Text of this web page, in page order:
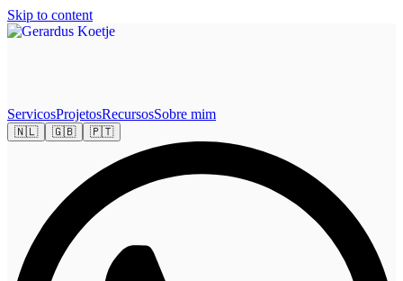
Skip to content
ServicosProjetosRecursosSobre mim
🇳🇱 🇬🇧 🇵🇹